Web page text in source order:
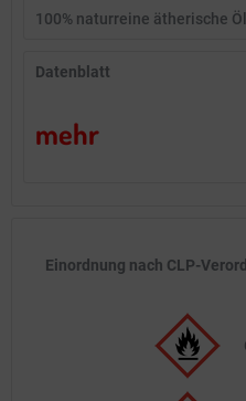
100% naturreine ätherische
Datenblatt
mehr
Einordnung nach CLP-